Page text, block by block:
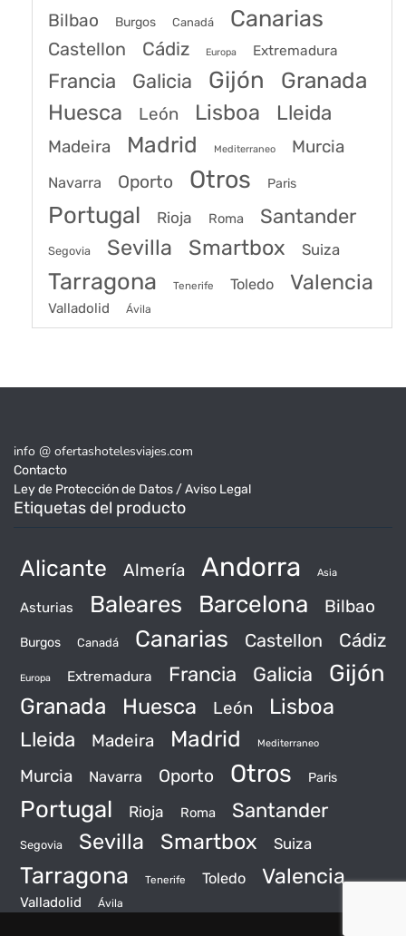
Bilbao Burgos Canadá Canarias
Castellon Cádiz Europa Extremadura
Francia Galicia Gijón Granada
Huesca León Lisboa Lleida
Madeira Madrid Mediterraneo Murcia
Navarra Oporto Otros Paris
Portugal Rioja Roma Santander
Segovia Sevilla Smartbox Suiza
Tarragona Tenerife Toledo Valencia
Valladolid Ávila
info @ ofertashotelesviajes.com
Contacto
Ley de Protección de Datos / Aviso Legal
Etiquetas del producto
Alicante Almería Andorra Asia
Asturias Baleares Barcelona Bilbao
Burgos Canadá Canarias Castellon Cádiz
Europa Extremadura Francia Galicia Gijón
Granada Huesca León Lisboa
Lleida Madeira Madrid Mediterraneo
Murcia Navarra Oporto Otros Paris
Portugal Rioja Roma Santander
Segovia Sevilla Smartbox Suiza
Tarragona Tenerife Toledo Valencia
Valladolid Ávila